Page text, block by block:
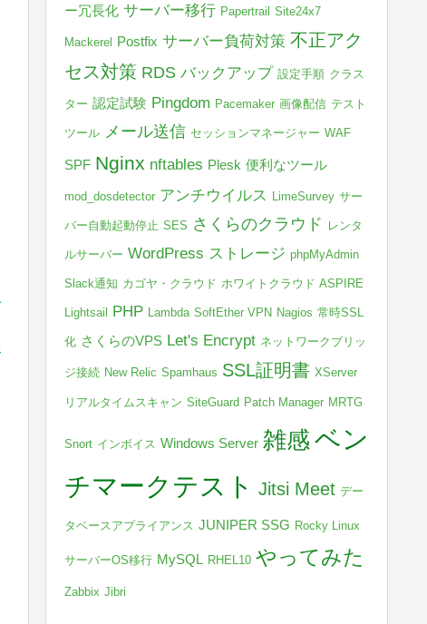
ー冗長化 サーバー移行 Papertrail Site24x7
Mackerel Postfix サーバー負荷対策 不正アク
セス対策 RDS バックアップ 設定手順 クラス
ター 認定試験 Pingdom Pacemaker 画像配信 テスト
ツール メール送信 セッションマネージャー WAF
SPF Nginx nftables Plesk 便利なツール
mod_dosdetector アンチウイルス LimeSurvey サー
バー自動起動停止 SES さくらのクラウド レンタ
ルサーバー WordPress ストレージ phpMyAdmin
Slack通知 カゴヤ・クラウド ホワイトクラウド ASPIRE
Lightsail PHP Lambda SoftEther VPN Nagios 常時SSL
化 さくらのVPS Let's Encrypt ネットワークブリッ
ジ接続 New Relic Spamhaus SSL証明書 XServer
リアルタイムスキャン SiteGuard Patch Manager MRTG
Snort インボイス Windows Server 雑感 ベン
チマークテスト Jitsi Meet デー
タベースアプライアンス JUNIPER SSG Rocky Linux
サーバーOS移行 MySQL RHEL10 やってみた
Zabbix Jibri